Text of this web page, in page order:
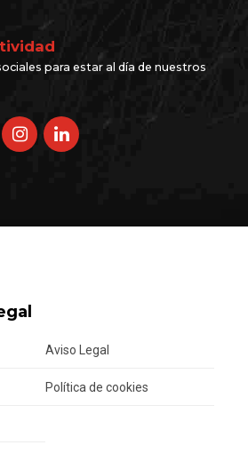
para estar al día de nuestros
Aviso Legal
Política de cookies